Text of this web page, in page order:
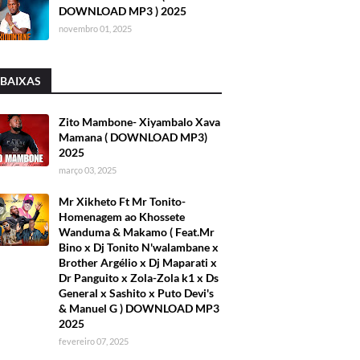
DOWNLOAD MP3 ) 2025
novembro 01, 2025
Zito Mambone- Xiyambalo Xava
Mamana ( DOWNLOAD MP3)
2025
março 03, 2025
Mr Xikheto Ft Mr Tonito-
Homenagem ao Khossete
Wanduma & Makamo ( Feat.Mr
Bino x Dj Tonito N'walambane x
Brother Argélio x Dj Maparati x
Dr Panguito x Zola-Zola k1 x Ds
General x Sashito x Puto Devi's
& Manuel G ) DOWNLOAD MP3
2025
fevereiro 07, 2025